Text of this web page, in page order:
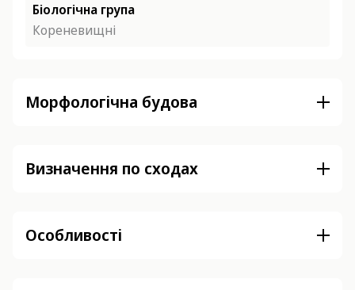
Біологічна група
Кореневищні
Морфологічна будова
Визначення по сходах
Особливості